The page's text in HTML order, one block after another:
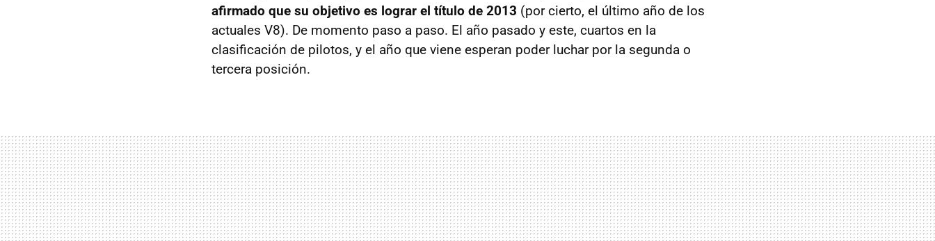
afirmado que su objetivo es lograr el título de 2013 (por cierto, el último año de los
actuales V8). De momento paso a paso. El año pasado y este, cuartos en la
clasificación de pilotos, y el año que viene esperan poder luchar por la segunda o
tercera posición.